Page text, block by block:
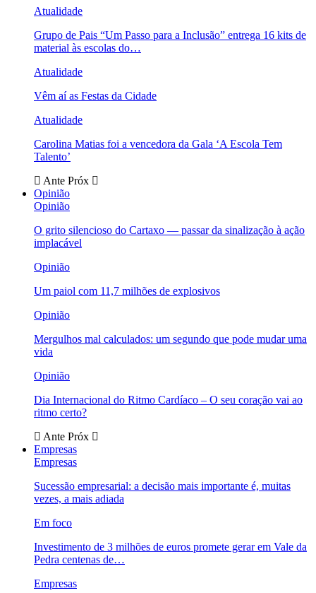
Atualidade
Grupo de Pais “Um Passo para a Inclusão” entrega 16 kits de
material às escolas do…
Atualidade
Vêm aí as Festas da Cidade
Atualidade
Carolina Matias foi a vencedora da Gala ‘A Escola Tem
Talento’
Ante Próx
Opinião
Opinião
O grito silencioso do Cartaxo — passar da sinalização à ação
implacável
Opinião
Um paiol com 11,7 milhões de explosivos
Opinião
Mergulhos mal calculados: um segundo que pode mudar uma
vida
Opinião
Dia Internacional do Ritmo Cardíaco – O seu coração vai ao
ritmo certo?
Ante Próx
Empresas
Empresas
Sucessão empresarial: a decisão mais importante é, muitas
vezes, a mais adiada
Em foco
Investimento de 3 milhões de euros promete gerar em Vale da
Pedra centenas de…
Empresas